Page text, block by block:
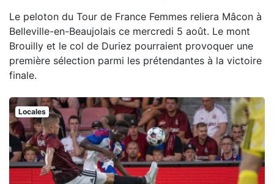
Le peloton du Tour de France Femmes reliera Mâcon à
Belleville-en-Beaujolais ce mercredi 5 août. Le mont
Brouilly et le col de Duriez pourraient provoquer une
première sélection parmi les prétendantes à la victoire
finale.
Locales